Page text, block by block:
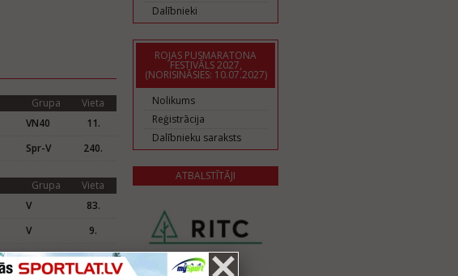
Grupa
Vieta
VN40
11.
Spr-V 240.
Grupa
Vieta
V
83.
V 9.
Grupa
Vieta
Dalībnieki
ROJAS PUSMARATONA
FESTIVĀLS 2027,
(NORISINĀSIES: 10.07.2027)
Nolikums
Reģistrācija
Dalībnieku saraksts
ATBALSTĪTĀJI